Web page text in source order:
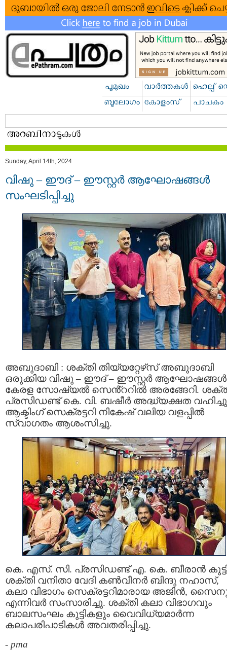
Sunday, April 14th, 2024
വിഷു – ഈദ് – ഈസ്റ്റർ ആഘോഷങ്ങൾ
സംഘടിപ്പിച്ചു
അബുദാബി : ശക്തി തിയ്യറ്റേഴ്‌സ് അബുദാബി
ഒരുക്കിയ വിഷു – ഈദ് – ഈസ്റ്റർ ആഘോഷങ്ങൾ
കേരള സോഷ്യൽ സെൻ്ററിൽ അരങ്ങേറി.
പ്രസിഡണ്ട് കെ. വി. ബഷീർ അദ്ധ്യക്ഷത
ആക്ടിംഗ് സെക്രട്ടറി നികേഷ് വലിയ വളപ്പിൽ
സ്വാഗതം ആശംസിച്ചു.
കെ. എസ്. സി. പ്രസിഡണ്ട് എ. കെ. ബീരാൻ
ശക്തി വനിതാ വേദി കൺവീനർ ബിന്ദു നഹാസ്,
കലാ വിഭാഗം സെക്രട്ടറിമാരായ അജിൻ,
എന്നിവർ സംസാരിച്ചു. ശക്തി കലാ വിഭാഗവും
ബാലസംഘം കുട്ടികളും വൈവിധ്യമാർന്ന
കലാപരിപാടികൾ അവതരിപ്പിച്ചു.
- pma